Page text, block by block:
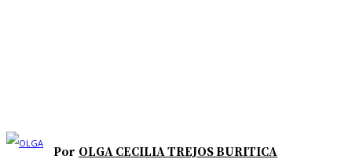
Por OLGA CECILIA TREJOS BURITICA